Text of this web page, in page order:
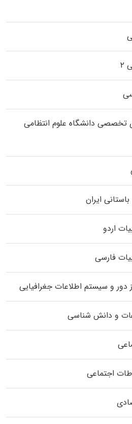
تخصصی داﻧﺸﮕﺎه ﻋﻠﻮم انتظامی
ایران
اردو
فارسی
و سیستم اطلاعات جغرافیایی
و دانش شناسی
اجتماعی